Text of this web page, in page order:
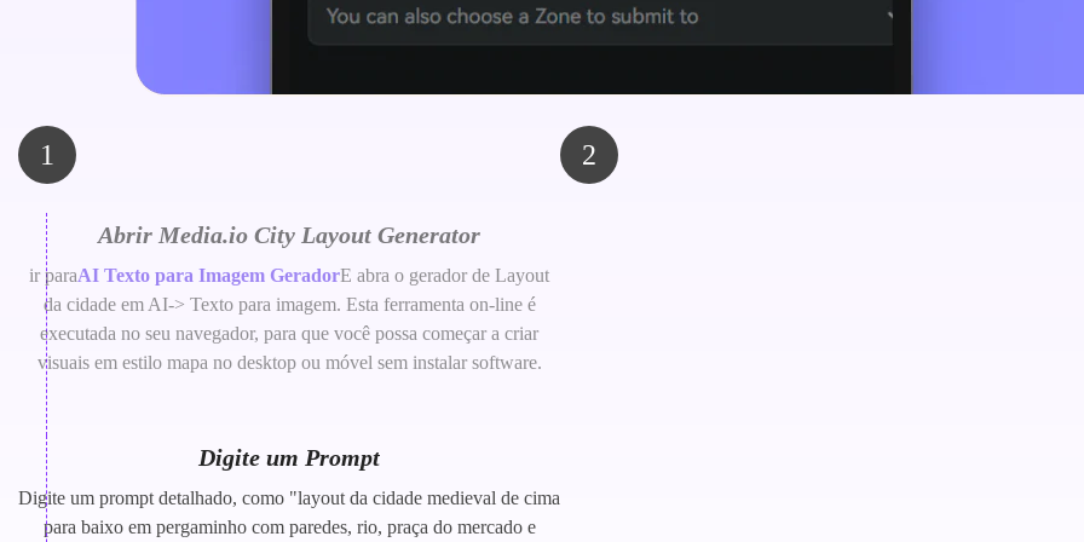
1 2
Abrir Media.io City Layout Generator
ir paraAI Texto para Imagem GeradorE abra o gerador de Layout
da cidade em AI-> Texto para imagem. Esta ferramenta on-line é
executada no seu navegador, para que você possa começar a criar
visuais em estilo mapa no desktop ou móvel sem instalar software.
Digite um Prompt
Digite um prompt detalhado, como "layout da cidade medieval de cima
para baixo em pergaminho com paredes, rio, praça do mercado e